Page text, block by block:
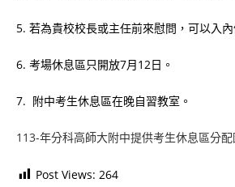
5. 若為貴校校長或主任前來慰問，可以入內
6. 考場休息區只開放7月12日。
7. 附中考生休息區在晚自習教室。
113-年分科高師大附中提供考生休息區分配
Post Views: 264